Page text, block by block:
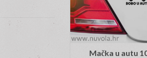
Mačka u autu